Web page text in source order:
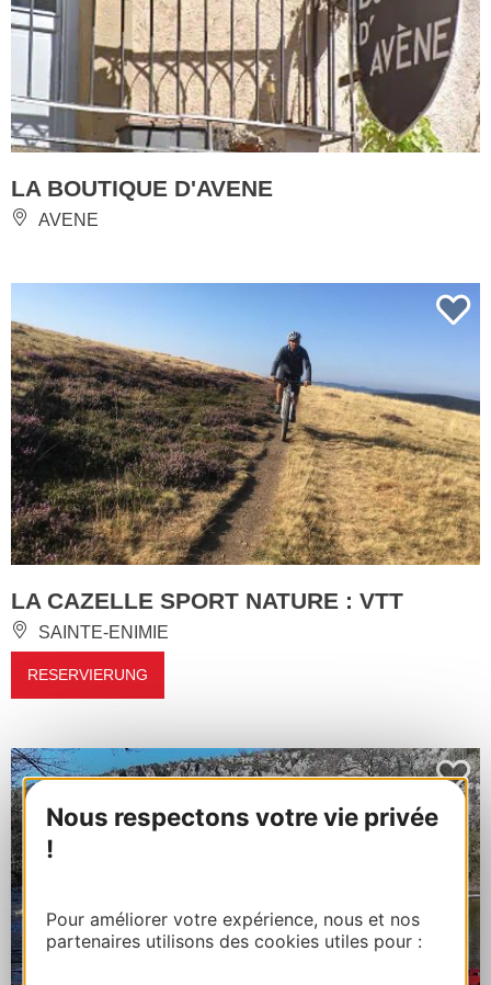
Nous respectons votre vie privée
!
Pour améliorer votre expérience, nous et nos
partenaires utilisons des cookies utiles pour :
LA BOUTIQUE D'AVENE
AVENE
LA CAZELLE SPORT NATURE : VTT
SAINTE-ENIMIE
RESERVIERUNG